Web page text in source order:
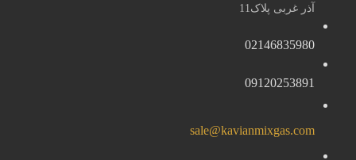
آذر غربی پلاک11
02146835980
09120253891
sale@kavianmixgas.com